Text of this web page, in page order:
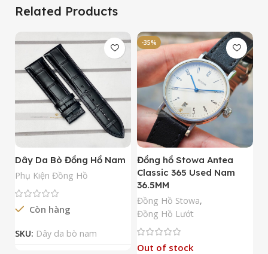
Related Products
Dây Da Bò Đồng Hồ Nam
Phụ Kiện Đồng Hồ
Còn hàng
SKU: Dây da bò nam
-35%
Đồng hồ Stowa Antea
Classic 365 Used Nam
36.5MM
Đồng Hồ Stowa,
Đồng Hồ Lướt
Out of stock